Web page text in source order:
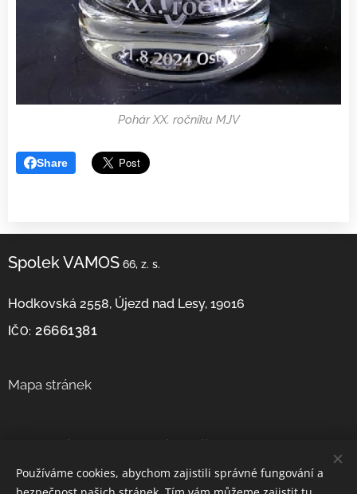
Pohár XX. ročníku MJV
Share
Spolek VAMOS 66, z. s.
Hodkovská 2558, Újezd nad Lesy, 19016
IČO:26661381
Mapa stránek
Potřebujete se s námi spojit?
Telefon:+420 608 340 777
Používáme cookies, abychom zajistili správné fungování a